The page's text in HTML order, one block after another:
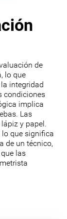
de
lo que
integridad
condiciones
implica
Las
y papel.
lo que significa
de un técnico,
las